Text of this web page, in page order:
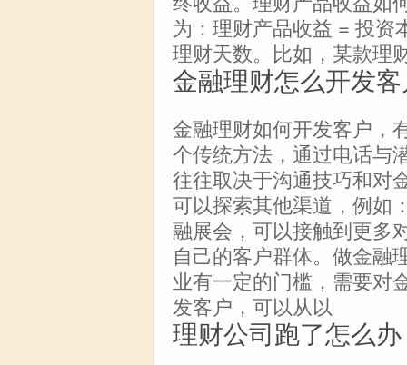
为：理财产品收益 = 投资
理财天数。比如，某款理
金融理财怎么开发
金融理财如何开发客户，
个传统方法，通过电话与
往往取决于沟通技巧和对
可以探索其他渠道，例如
融展会，可以接触到更多
自己的客户群体。做金融
业有一定的门槛，需要对
发客户，可以从以
理财公司跑了怎么办